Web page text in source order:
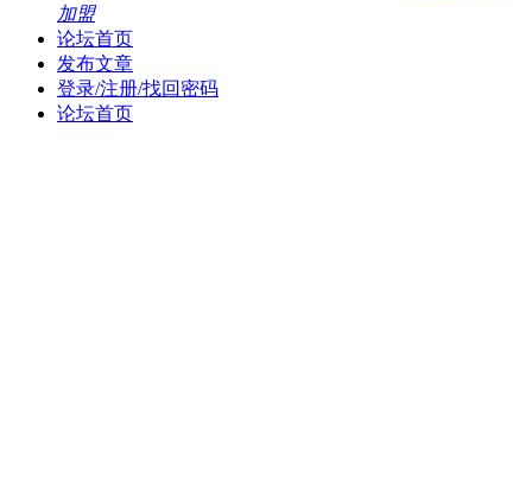
加盟
论坛首页
发布文章
登录/注册/找回密码
论坛首页